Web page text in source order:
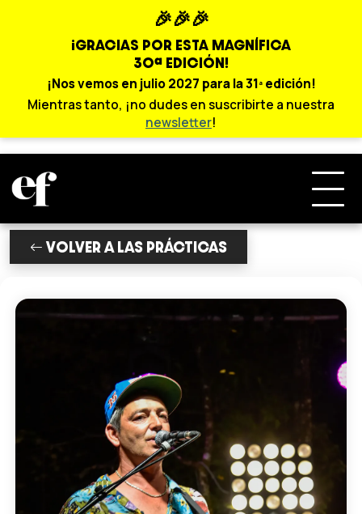
🎉🎉🎉
¡GRACIAS POR ESTA MAGNÍFICA
30ª EDICIÓN!
¡Nos vemos en julio 2027 para la 31ª edición!
Mientras tanto, ¡no dudes en suscribirte a nuestra
newsletter!
VOLVER A LAS PRÁCTICAS